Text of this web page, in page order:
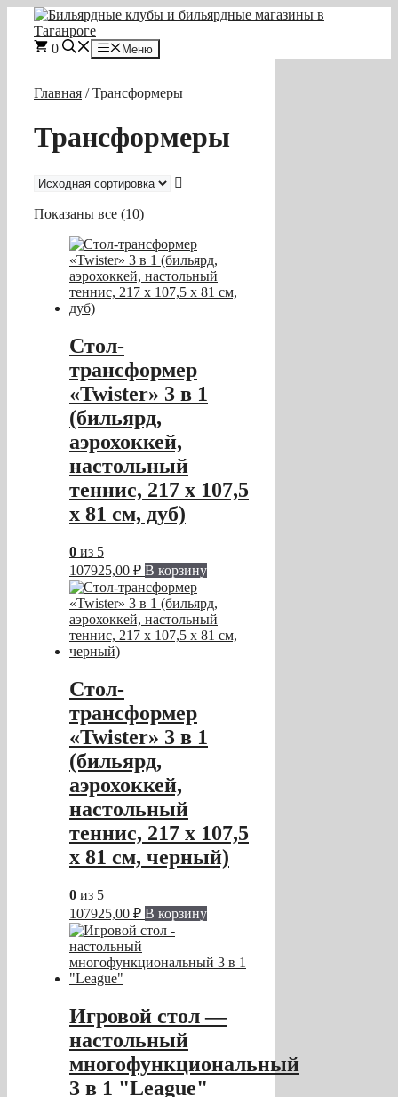
Перейти
содержимому
0 Меню
Главная / Трансформеры
Трансформеры
Показаны все (10)
Cтол-
трансформер
«Twister» 3 в 1
(бильярд,
аэрохоккей,
настольный
теннис, 217 х 107,5
х 81 см, дуб)
0 из 5
107925,00 ₽ В корзину
Cтол-
трансформер
«Twister» 3 в 1
(бильярд,
аэрохоккей,
настольный
теннис, 217 х 107,5
х 81 см, черный)
0 из 5
107925,00 ₽ В корзину
Игровой стол —
настольный
многофункциональный
3 в 1 "League"